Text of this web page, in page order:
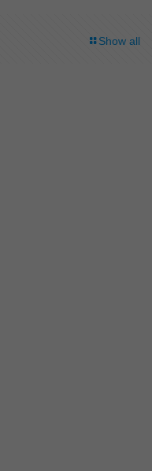
Show all